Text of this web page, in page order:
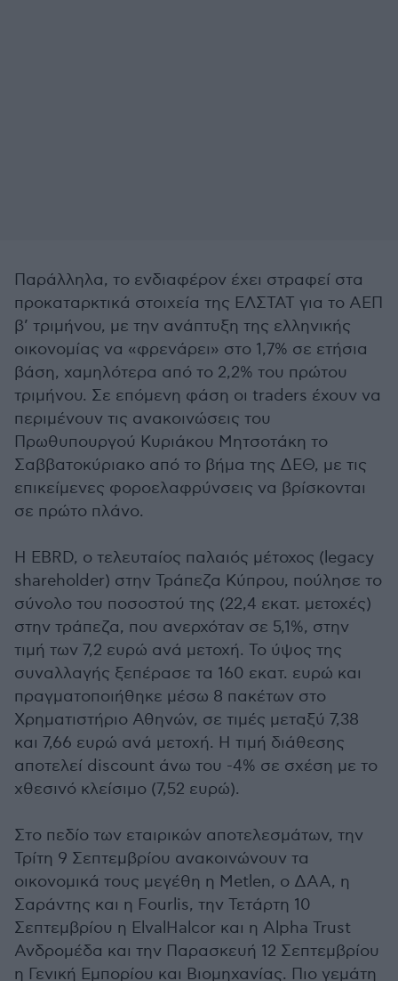
Παράλληλα, το ενδιαφέρον έχει στραφεί στα
προκαταρκτικά στοιχεία της ΕΛΣΤΑΤ για το ΑΕΠ
β’ τριμήνου, με την ανάπτυξη της ελληνικής
οικονομίας να «φρενάρει» στο 1,7% σε ετήσια
βάση, χαμηλότερα από το 2,2% του πρώτου
τριμήνου. Σε επόμενη φάση οι traders έχουν να
περιμένουν τις ανακοινώσεις του
Πρωθυπουργού Κυριάκου Μητσοτάκη το
Σαββατοκύριακο από το βήμα της ΔΕΘ, με τις
επικείμενες φοροελαφρύνσεις να βρίσκονται
σε πρώτο πλάνο.
Η EBRD, ο τελευταίος παλαιός μέτοχος (legacy
shareholder) στην Τράπεζα Κύπρου, πούλησε το
σύνολο του ποσοστού της (22,4 εκατ. μετοχές)
στην τράπεζα, που ανερχόταν σε 5,1%, στην
τιμή των 7,2 ευρώ ανά μετοχή. Το ύψος της
συναλλαγής ξεπέρασε τα 160 εκατ. ευρώ και
πραγματοποιήθηκε μέσω 8 πακέτων στο
Χρηματιστήριο Αθηνών, σε τιμές μεταξύ 7,38
και 7,66 ευρώ ανά μετοχή. Η τιμή διάθεσης
αποτελεί discount άνω του -4% σε σχέση με το
χθεσινό κλείσιμο (7,52 ευρώ).
Στο πεδίο των εταιρικών αποτελεσμάτων, την
Τρίτη 9 Σεπτεμβρίου ανακοινώνουν τα
οικονομικά τους μεγέθη η Metlen, ο ΔΑΑ, η
Σαράντης και η Fourlis, την Τετάρτη 10
Σεπτεμβρίου η ElvalHalcor και η Alpha Trust
Ανδρομέδα και την Παρασκευή 12 Σεπτεμβρίου
η Γενική Εμπορίου και Βιομηχανίας. Πιο γεμάτη